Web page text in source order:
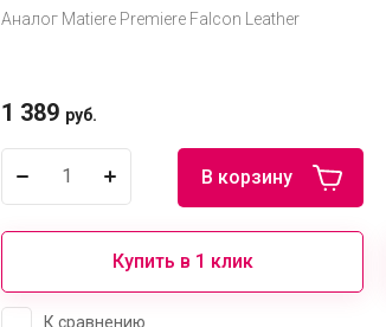
Аналог Matiere Premiere Falcon Leather
1 389 руб.
В корзину
Купить в 1 клик
К сравнению